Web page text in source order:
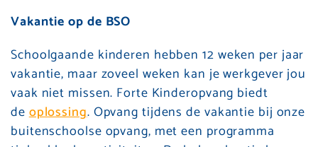
Vakantie op de BSO
Schoolgaande kinderen hebben 12 weken per jaar
vakantie, maar zoveel weken kan je werkgever jou
vaak niet missen. Forte Kinderopvang biedt
deoplossing. Opvang tijdens de vakantie bij onze
buitenschoolse opvang, met een programma